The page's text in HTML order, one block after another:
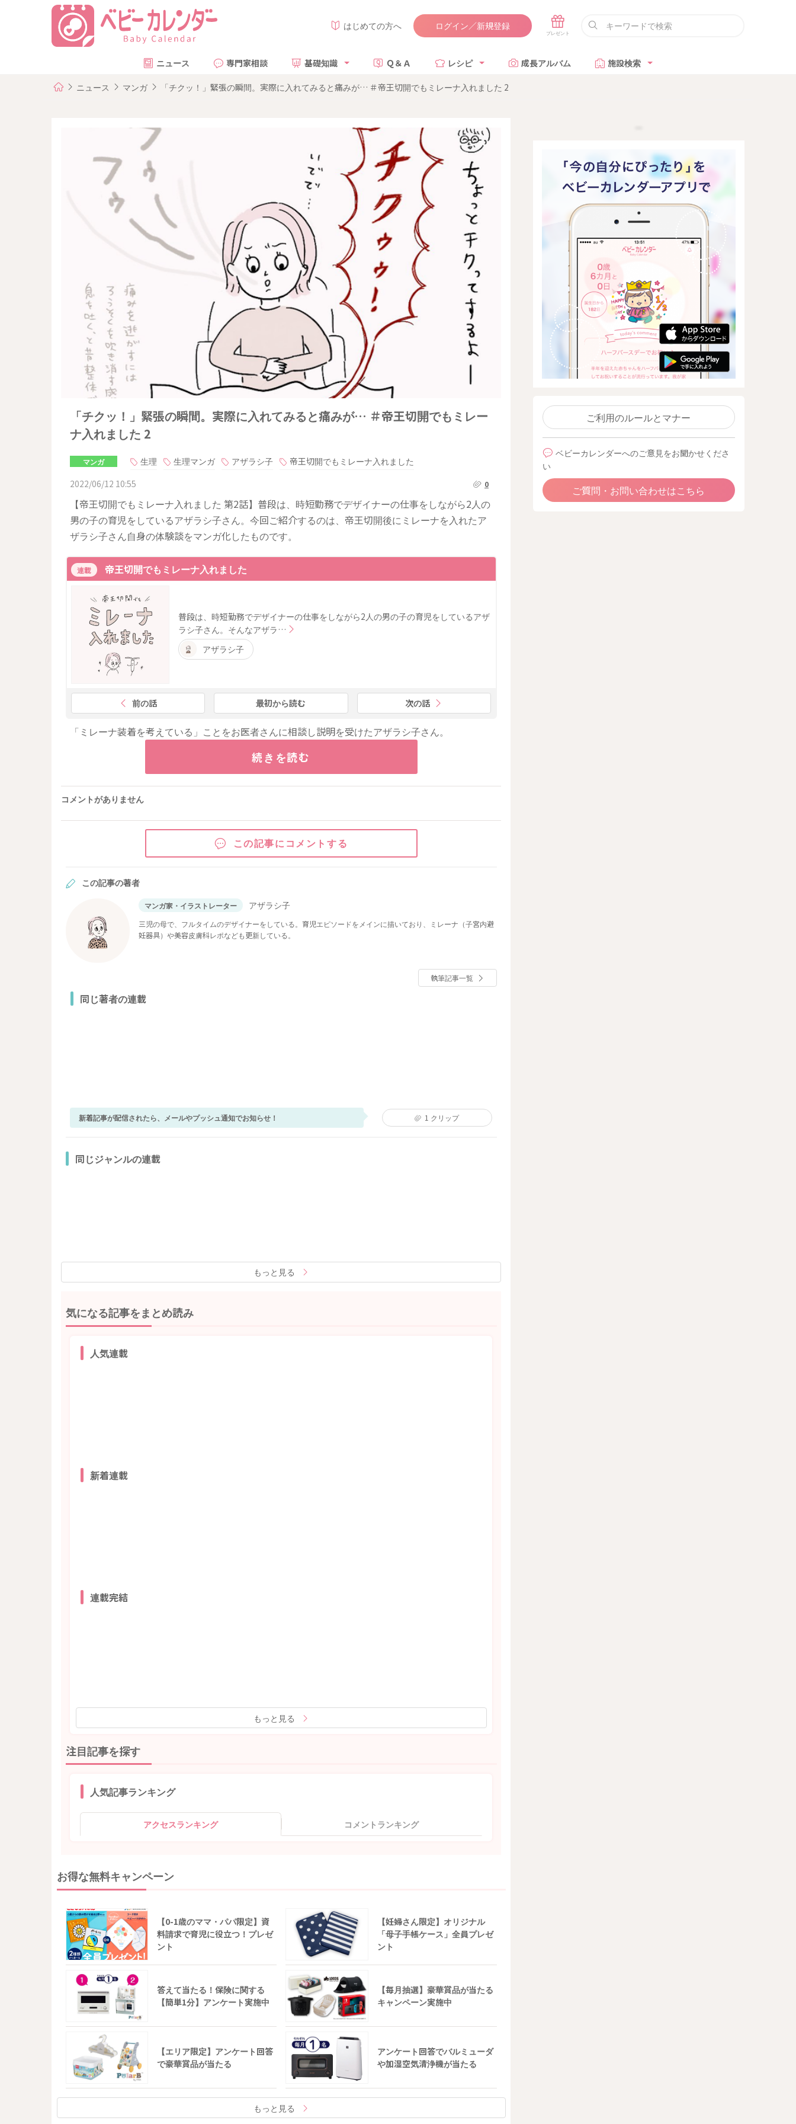
はじめての方へ ログイン／新規登録
ニュース 専門家相談 基礎知識 Ｑ＆Ａ レシピ 成長アルバム 施設検索
ニュース マンガ 「チクッ！」緊張の瞬間。実際に入れてみると痛みが… ＃帝王切開でもミレーナ入れました 2
「チクッ！」緊張の瞬間。実際に入れてみると痛みが… ＃帝王切開でもミレー
ナ入れました 2
マンガ 生理 生理マンガ アザラシ子
帝王切開でもミレーナ入れました
2022/06/12 10:55
0
【帝王切開でもミレーナ入れました 第2話】普段は、時短勤務でデザイナーの仕事をしながら2人の
男の子の育児をしているアザラシ子さん。今回ご紹介するのは、帝王切開後にミレーナを入れたア
ザラシ子さん自身の体験談をマンガ化したものです。
連載 帝王切開でもミレーナ入れました
普段は、時短勤務でデザイナーの仕事をしながら2人の男の子の育児をしているアザ
ラシ子さん。そんなアザラ…
アザラシ子
前の話 最初から読む 次の話
「ミレーナ装着を考えている」ことをお医者さんに相談し説明を受けたアザラシ子さん。
続きを読む
コメントがありません
この記事にコメントする
この記事の著者
マンガ家・イラストレーター アザラシ子
三児の母で、フルタイムのデザイナーをしている。育児エピソードをメインに描いており、ミレーナ（子宮内避
妊器具）や美容皮膚科レポなども更新している。
執筆記事一覧
同じ著者の連載
新着記事が配信されたら、メールやプッシュ通知でお知らせ！ 1 クリップ
同じジャンルの連載
もっと見る
気になる記事をまとめ読み
人気連載
新着連載
連載完結
もっと見る
注目記事を探す
人気記事ランキング
アクセスランキング コメントランキング
お得な無料キャンペーン
【0-1歳のママ・パパ限定】資
料請求で育児に役立つ！プレゼ
ント
【妊婦さん限定】オリジナル
「母子手帳ケース」全員プレゼ
ント
答えて当たる！保険に関する
【簡単1分】アンケート実施中
【毎月抽選】豪華賞品が当たる
キャンペーン実施中
【エリア限定】アンケート回答
で豪華賞品が当たる
アンケート回答でバルミューダ
や加湿空気清浄機が当たる
もっと見る
ご利用のルールとマナー
ベビーカレンダーへのご意見をお聞かせくださ
い
ご質問・お問い合わせはこちら